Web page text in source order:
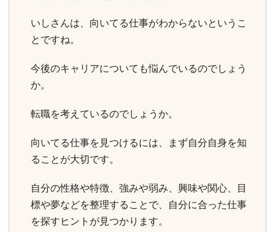
いしさんは、向いてる仕事がわからないというこ
とですね。
今後のキャリアについても悩んでいるのでしょう
か。
転職を考えているのでしょうか。
向いてる仕事を見つけるには、まず自分自身を知
ることが大切です。
自分の性格や特徴、強みや弱み、興味や関心、目
標や夢などを整理することで、自分に合った仕事
を探すヒントが見つかります。